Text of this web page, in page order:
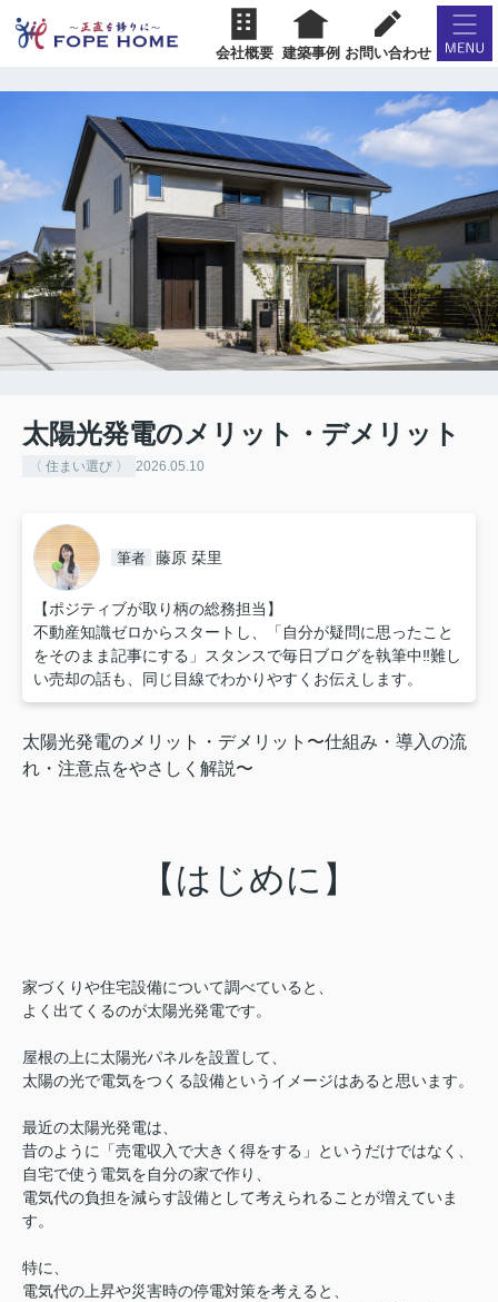
会社概要 建築事例 お問い合わせ
太陽光発電のメリット・デメリット
〈 住まい選び 〉 2026.05.10
筆者 藤原 栞里
【ポジティブが取り柄の総務担当】
不動産知識ゼロからスタートし、「自分が疑問に思ったこと
をそのまま記事にする」スタンスで毎日ブログを執筆中‼︎難し
い売却の話も、同じ目線でわかりやすくお伝えします。
太陽光発電のメリット・デメリット〜仕組み・導入の流
れ・注意点をやさしく解説〜
【はじめに】
家づくりや住宅設備について調べていると、
よく出てくるのが太陽光発電です。
屋根の上に太陽光パネルを設置して、
太陽の光で電気をつくる設備というイメージはあると思います。
最近の太陽光発電は、
昔のように「売電収入で大きく得をする」というだけではなく、
自宅で使う電気を自分の家で作り、
電気代の負担を減らす設備として考えられることが増えていま
す。
特に、
電気代の上昇や災害時の停電対策を考えると、